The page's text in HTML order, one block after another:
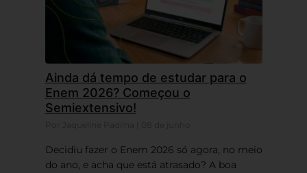
Ainda dá tempo de estudar para o
Enem 2026? Começou o
Semiextensivo!
Decidiu fazer o Enem 2026 só agora, no meio
do ano, e acha que está atrasado? A boa